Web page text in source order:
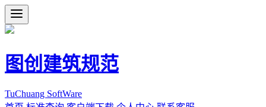
图创建筑规范
TuChuang SoftWare